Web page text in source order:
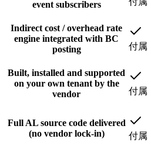
event subscribers
Indirect cost / overhead rate
engine integrated with BC
posting
付属
Built, installed and supported
on your own tenant by the
vendor
付属
Full AL source code delivered
(no vendor lock-in)
付属